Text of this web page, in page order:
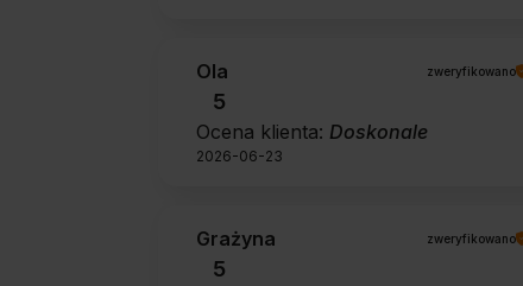
Ola zweryfikowano
5
Ocena klienta: Doskonale
2026-06-23
Grażyna zweryfikowano
5